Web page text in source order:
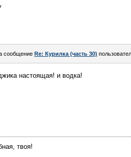
сообщение Re: Курилка (часть 30)
настоящая! и водка!
твоя!